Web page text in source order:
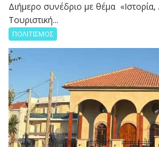
Διήμερο συνέδριο με θέμα
Τουριστική...
ΠΟΛΙΤΙΣΜΟΣ